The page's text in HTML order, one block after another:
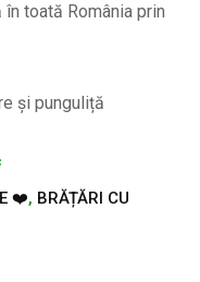
toată România prin
și punguliță
❤️, BRĂȚĂRI CU